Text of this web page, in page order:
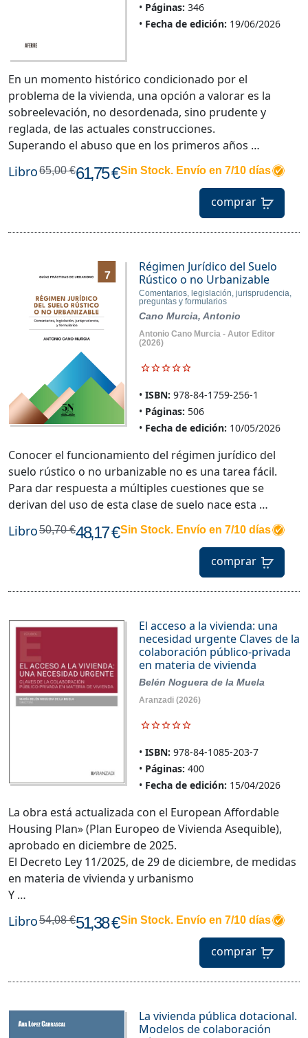
Páginas: 346
Fecha de edición: 19/06/2026
Libro65,00 €61,75 €Sin Stock. Envío en 7/10 días
comprar
En un momento histórico condicionado por el
problema de la vivienda, una opción a valorar es la
sobreelevación, no desordenada, sino prudente y
reglada, de las actuales construcciones.
Superando el abuso que en los primeros años …
Régimen Jurídico del Suelo
Rústico o no Urbanizable
Comentarios, legislación, jurisprudencia,
preguntas y formularios
Cano Murcia, Antonio
Antonio Cano Murcia - Autor Editor
(2026)
ISBN: 978-84-1759-256-1
Páginas: 506
Fecha de edición: 10/05/2026
Libro50,70 €48,17 €Sin Stock. Envío en 7/10 días
comprar
Conocer el funcionamiento del régimen jurídico del
suelo rústico o no urbanizable no es una tarea fácil.
Para dar respuesta a múltiples cuestiones que se
derivan del uso de esta clase de suelo nace esta …
El acceso a la vivienda: una
necesidad urgente Claves de la
colaboración público-privada
en materia de vivienda
Belén Noguera de la Muela
Aranzadi(2026)
ISBN: 978-84-1085-203-7
Páginas: 400
Fecha de edición: 15/04/2026
Libro54,08 €51,38 €Sin Stock. Envío en 7/10 días
comprar
La obra está actualizada con el European Affordable
Housing Plan» (Plan Europeo de Vivienda Asequible),
aprobado en diciembre de 2025.
El Decreto Ley 11/2025, de 29 de diciembre, de medidas
en materia de vivienda y urbanismo
Y …
La vivienda pública dotacional.
Modelos de colaboración